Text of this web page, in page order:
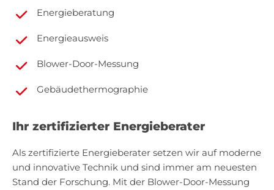
Energieberatung
Energieausweis
Blower-Door-Messung
Gebäudethermographie
Ihr zertifizierter Energieberater
Als zertifizierte Energieberater setzen wir auf moderne
und innovative Technik und sind immer am neuesten
Stand der Forschung. Mit der Blower-Door-Messung